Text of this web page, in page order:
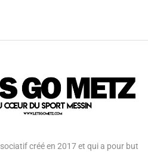
créé en 2017 et qui a pour but